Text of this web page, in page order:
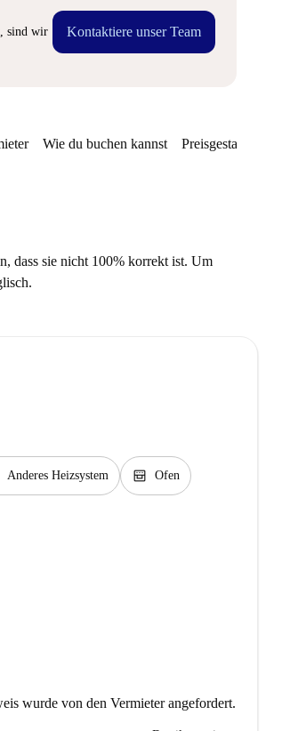
sind wir
Kontaktiere unser Team
Wie du buchen kannst Preisgestaltung
dass sie nicht 100% korrekt ist. Um
Anderes Heizsystem oven_gen Ofen
wurde von den Vermieter angefordert.